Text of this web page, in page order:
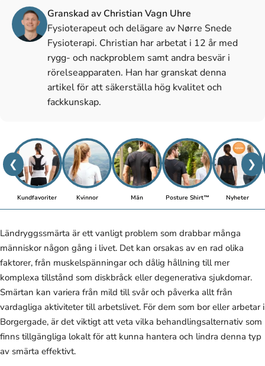
Granskad av Christian Vagn Uhre
Fysioterapeut och delägare av Nørre Snede
Fysioterapi. Christian har arbetat i 12 år med
rygg- och nackproblem samt andra besvär i
rörelseapparaten. Han har granskat denna
artikel för att säkerställa hög kvalitet och
fackkunskap.
❮ ❯
Kundfavoriter Kvinnor Män Posture Shirt™ Nyheter
Ländryggssmärta är ett vanligt problem som drabbar många
människor någon gång i livet. Det kan orsakas av en rad olika
faktorer, från muskelspänningar och dålig hållning till mer
komplexa tillstånd som diskbråck eller degenerativa sjukdomar.
Smärtan kan variera från mild till svår och påverka allt från
vardagliga aktiviteter till arbetslivet. För dem som bor eller arbetar i
Borgergade, är det viktigt att veta vilka behandlingsalternativ som
finns tillgängliga lokalt för att kunna hantera och lindra denna typ
av smärta effektivt.